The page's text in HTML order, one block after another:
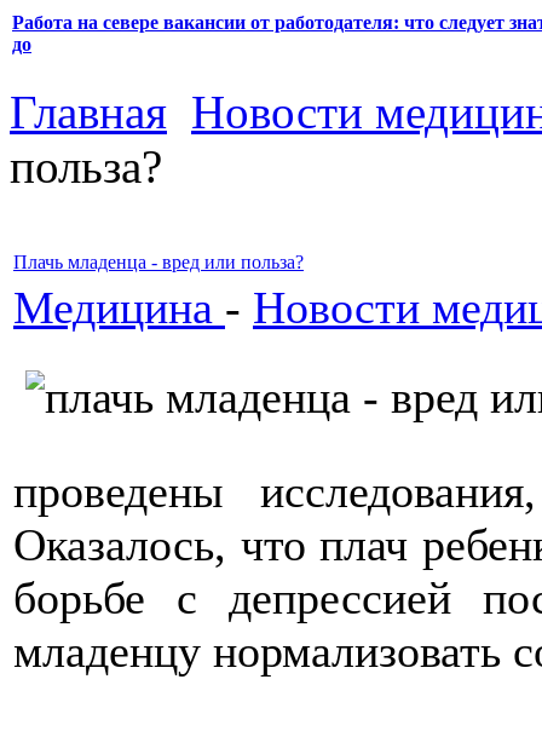
Работа на севере вакансии от работодателя: что следует
до
Главная Новости
польза?
Плачь младенца - вред или польза?
Медицина - Новости
проведены
Оказалось, что плач
борьбе с депрессией
младенцу нормализовать